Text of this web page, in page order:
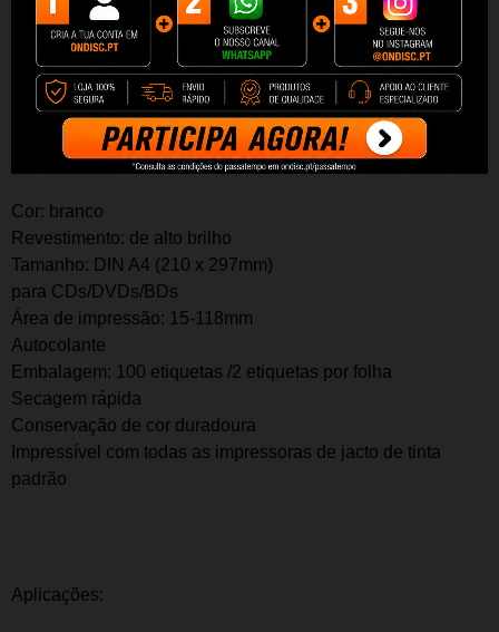
impressão 15-118 mm) e podem ser utilizadas com todas as
impressoras de jacto de tinta padrão.
CARACTERÍSTICAS:
Cor: branco
Revestimento: de alto brilho
Tamanho: DIN A4 (210 x 297mm)
para CDs/DVDs/BDs
Área de impressão: 15-118mm
Autocolante
Embalagem: 100 etiquetas /2 etiquetas por folha
Secagem rápida
Conservação de cor duradoura
Impressível com todas as impressoras de jacto de tinta
padrão
Aplicações: